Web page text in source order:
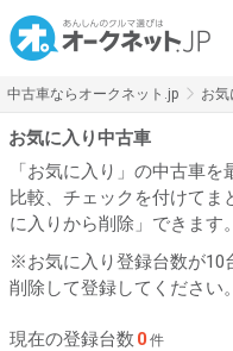
中古車ならオークネット.jp お
お気に入り中古車
「お気に入り」の中古車
比較、チェックを付けてま
に入りから削除」できます。
※お気に入り登録台数が10
削除して登録してください。
現在の登録台数 0 件